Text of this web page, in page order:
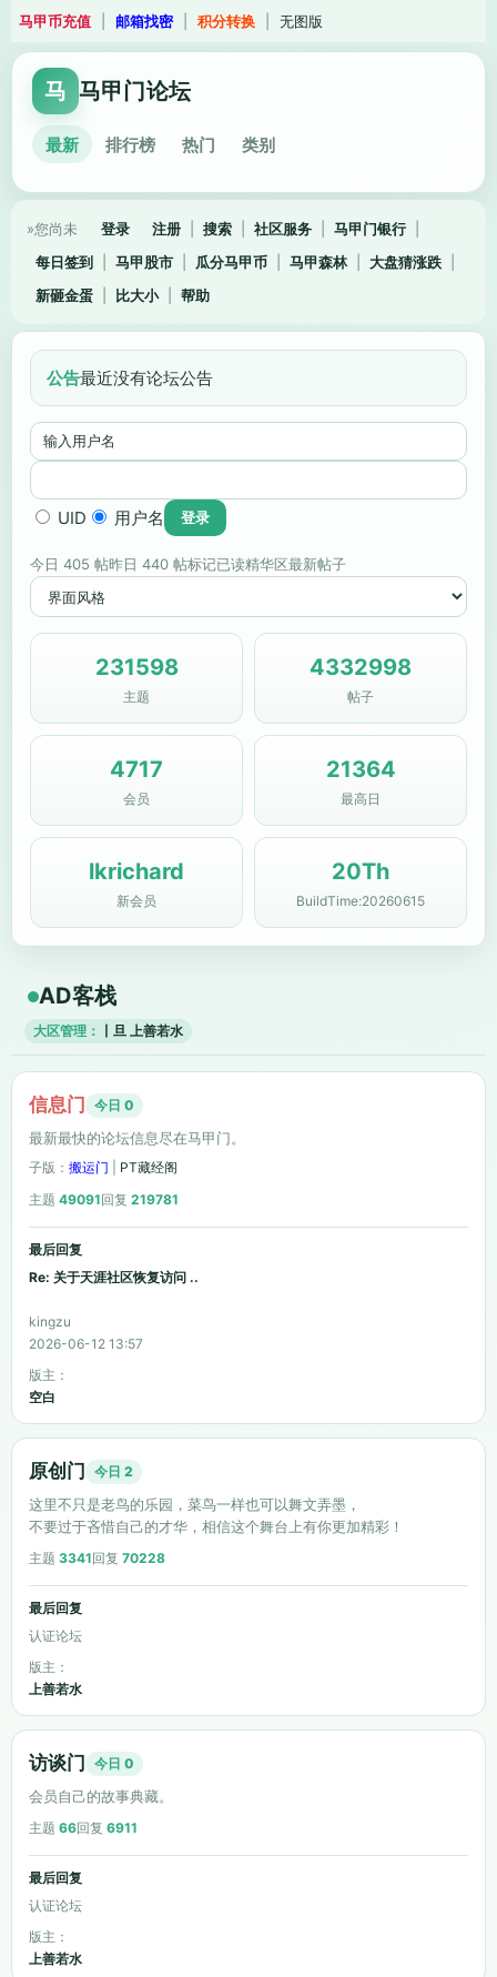
马甲币充值 邮箱找密 积分转换 无图版
马 马甲门论坛
最新 排行榜 热门 类别
»您尚未 登录 注册 搜索 社区服务 马甲门银行
每日签到
马甲股市 瓜分马甲币 马甲森林 大盘猜涨跌
新砸金蛋
比大小 帮助
公告最近没有论坛公告
UID 用户名
今日 405 帖昨日 440 帖标记已读精华区最新帖子
231598
主题
4332998
帖子
4717
会员
21364
最高日
lkrichard
新会员
20Th
BuildTime:20260615
AD客栈
大区管理： 丨旦 上善若水
信息门 今日 0
最新最快的论坛信息尽在马甲门。
子版： 搬运门
PT藏经阁
主题 49091回复 219781
最后回复
Re: 关于天涯社区恢复访问 ..
kingzu
2026-06-12 13:57
版主：
空白
原创门 今日 2
这里不只是老鸟的乐园，菜鸟一样也可以舞文弄墨，
不要过于吝惜自己的才华，相信这个舞台上有你更加精彩！
主题 3341回复 70228
最后回复
认证论坛
版主：
上善若水
丨旦
访谈门 今日 0
会员自己的故事典藏。
主题 66回复 6911
最后回复
认证论坛
版主：
上善若水